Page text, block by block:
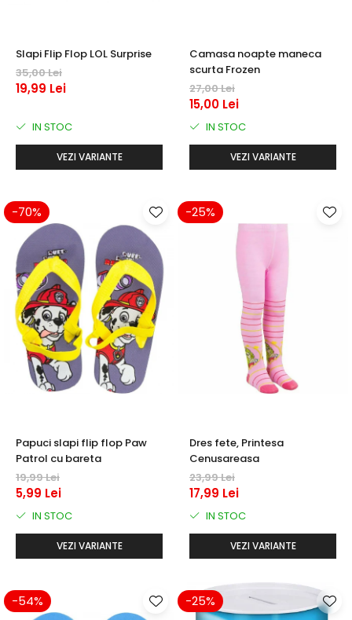
Slapi Flip Flop LOL Surprise
35,00 Lei
19,99 Lei
IN STOC
VEZI VARIANTE
Camasa noapte maneca
scurta Frozen
27,00 Lei
15,00 Lei
IN STOC
VEZI VARIANTE
-70%
Papuci slapi flip flop Paw
Patrol cu bareta
19,99 Lei
5,99 Lei
IN STOC
VEZI VARIANTE
-25%
Dres fete, Printesa
Cenusareasa
23,99 Lei
17,99 Lei
IN STOC
VEZI VARIANTE
-54% -25%